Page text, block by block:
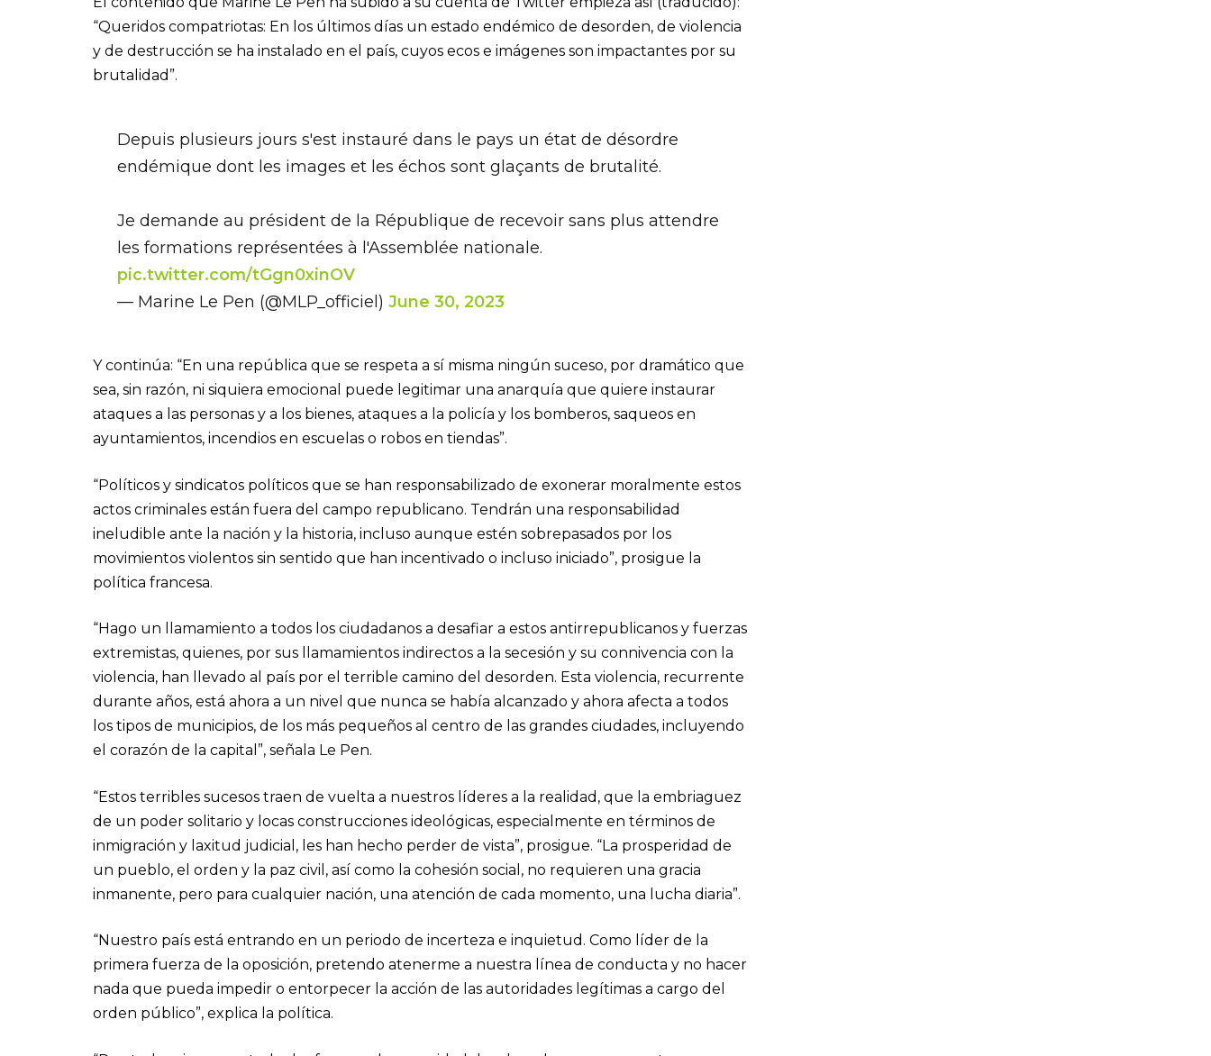
“Queridos compatriotas: En los últimos días un estado endémico de desorden, de violencia
y de destrucción se ha instalado en el país, cuyos ecos e imágenes son impactantes por su
brutalidad”.
Depuis plusieurs jours s'est instauré dans le pays un état de désordre
endémique dont les images et les échos sont glaçants de brutalité.
Je demande au président de la République de recevoir sans plus attendre
les formations représentées à l'Assemblée nationale.
pic.twitter.com/tGgn0xinOV
— Marine Le Pen (@MLP_officiel) June 30, 2023
Y continúa: “En una república que se respeta a sí misma ningún suceso, por dramático que
sea, sin razón, ni siquiera emocional puede legitimar una anarquía que quiere instaurar
ataques a las personas y a los bienes, ataques a la policía y los bomberos, saqueos en
ayuntamientos, incendios en escuelas o robos en tiendas”.
“Políticos y sindicatos políticos que se han responsabilizado de exonerar moralmente estos
actos criminales están fuera del campo republicano. Tendrán una responsabilidad
ineludible ante la nación y la historia, incluso aunque estén sobrepasados por los
movimientos violentos sin sentido que han incentivado o incluso iniciado”, prosigue la
política francesa.
“Hago un llamamiento a todos los ciudadanos a desafiar a estos antirrepublicanos y fuerzas
extremistas, quienes, por sus llamamientos indirectos a la secesión y su connivencia con la
violencia, han llevado al país por el terrible camino del desorden. Esta violencia, recurrente
durante años, está ahora a un nivel que nunca se había alcanzado y ahora afecta a todos
los tipos de municipios, de los más pequeños al centro de las grandes ciudades, incluyendo
el corazón de la capital”, señala Le Pen.
“Estos terribles sucesos traen de vuelta a nuestros líderes a la realidad, que la embriaguez
de un poder solitario y locas construcciones ideológicas, especialmente en términos de
inmigración y laxitud judicial, les han hecho perder de vista”, prosigue. “La prosperidad de
un pueblo, el orden y la paz civil, así como la cohesión social, no requieren una gracia
inmanente, pero para cualquier nación, una atención de cada momento, una lucha diaria”.
“Nuestro país está entrando en un periodo de incerteza e inquietud. Como líder de la
primera fuerza de la oposición, pretendo atenerme a nuestra línea de conducta y no hacer
nada que pueda impedir o entorpecer la acción de las autoridades legítimas a cargo del
orden público”, explica la política.